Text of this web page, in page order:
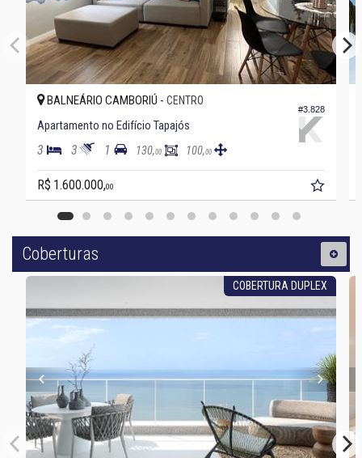
#3.828
BALNEÁRIO CAMBORIÚ - CENTRO
Apartamento no Edifício Tapajós
3 3 1 130,00 100,00
R$ 1.600.000,00
Coberturas
COBERTURA DUPLEX